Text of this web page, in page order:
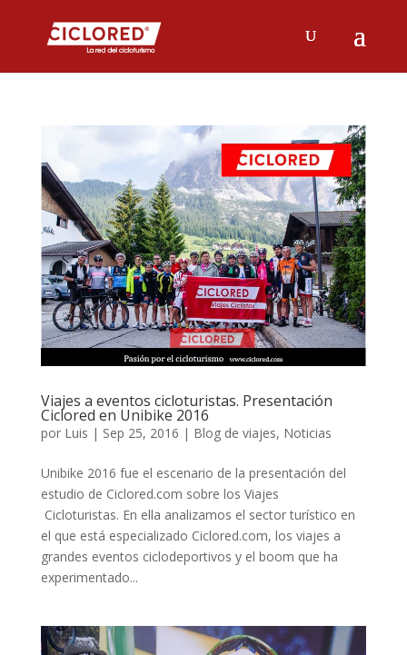
Viajes a eventos cicloturistas. Presentación
Ciclored en Unibike 2016
por Luis | Sep 25, 2016 | Blog de viajes, Noticias
Unibike 2016 fue el escenario de la presentación del
estudio de Ciclored.com sobre los Viajes
Cicloturistas. En ella analizamos el sector turístico en
el que está especializado Ciclored.com, los viajes a
grandes eventos ciclodeportivos y el boom que ha
experimentado...